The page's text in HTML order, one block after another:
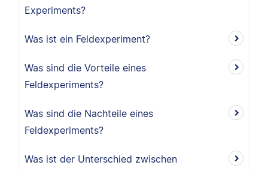
Experiments?
Was ist ein Feldexperiment?
Was sind die Vorteile eines
Feldexperiments?
Was sind die Nachteile eines
Feldexperiments?
Was ist der Unterschied zwischen